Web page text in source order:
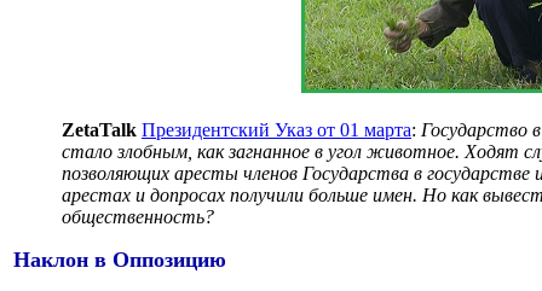
ZetaTalk Президентский Указ от 01 марта: Государство
стало злобным, как загнанное в угол животное. Ходят
позволяющих аресты членов Государства в
арестах и допросах получили больше имен. Но как
общественность?
Наклон в Оппозицию